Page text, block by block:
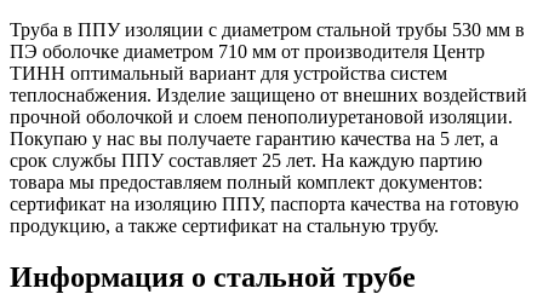
Труба в ППУ изоляции с диаметром стальной трубы 530 мм в
ПЭ оболочке диаметром 710 мм от производителя Центр
ТИНН оптимальный вариант для устройства систем
теплоснабжения. Изделие защищено от внешних воздействий
прочной оболочкой и слоем пенополиуретановой изоляции.
Покупаю у нас вы получаете гарантию качества на 5 лет, а
срок службы ППУ составляет 25 лет. На каждую партию
товара мы предоставляем полный комплект документов:
сертификат на изоляцию ППУ, паспорта качества на готовую
продукцию, а также сертификат на стальную трубу.
Информация о стальной трубе